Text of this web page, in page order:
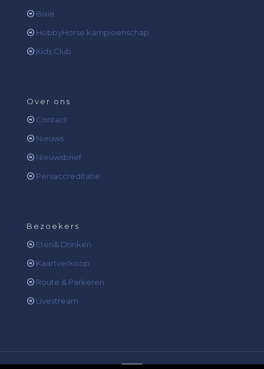
Bixie
HobbyHorse kampioenschap
Kids Club
Over ons
Contact
Nieuws
Nieuwsbrief
Persaccreditatie
Bezoekers
Eten& Drinken
Kaartverkoop
Route & Parkeren
Livestream